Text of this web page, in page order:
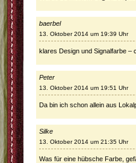
baerbel
13. Oktober 2014 um 19:39 Uhr
klares Design und Signalfarbe –
Peter
13. Oktober 2014 um 19:51 Uhr
Da bin ich schon allein aus
Silke
13. Oktober 2014 um 21:35 Uhr
Was für eine hübsche Farbe,